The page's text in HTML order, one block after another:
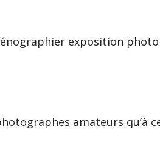
amateurs